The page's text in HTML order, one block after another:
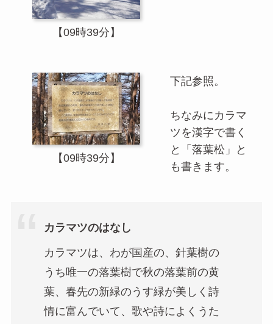
【09時39分】
【09時39分】
下記参照。
ちなみにカラマ
ツを漢字で書く
と「落葉松」と
も書きます。
カラマツのはなし
カラマツは、わが国産の、針葉樹の
うち唯一の落葉樹で秋の落葉前の黄
葉、春先の新緑のうす緑が美しく詩
情に富んでいて、歌や詩によくうた